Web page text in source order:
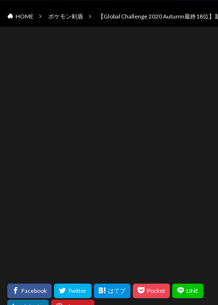
HOME ポケモン剣盾 【Global Challenge 2020 Autumn最終18位】